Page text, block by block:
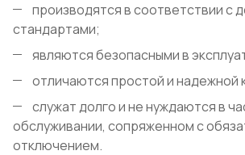
производятся в соответствии с
стандартами;
являются безопасными в
отличаются простой и надежной
служат долго и не нуждаются в
обслуживании, сопряженном с
отключением.